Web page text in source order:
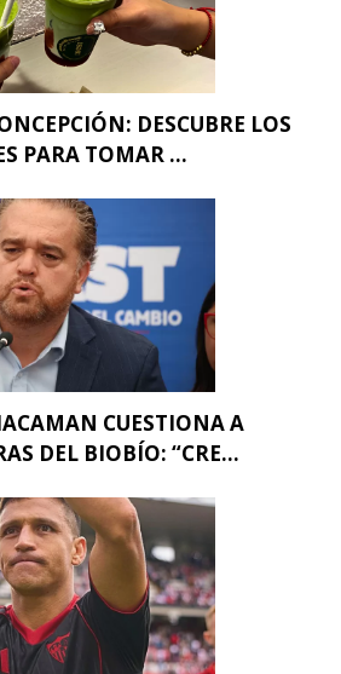
DESCUBRE LOS
PARA TOMAR ...
CUESTIONA A
DEL BIOBÍO: “CRE...